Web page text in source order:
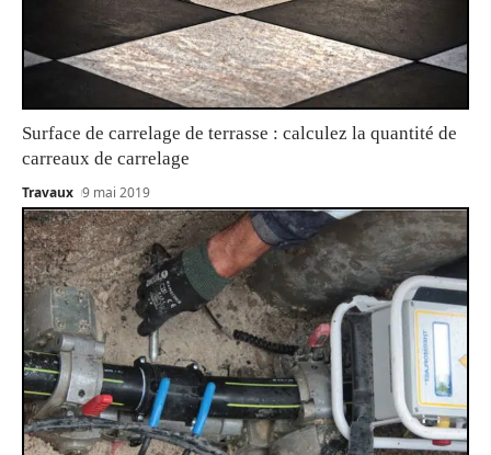
Surface de carrelage de terrasse : calculez la quantité de
carreaux de carrelage
Travaux 9 mai 2019